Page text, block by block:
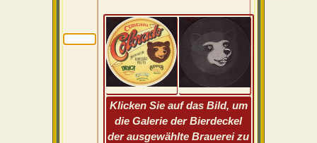
Klicken Sie auf das Bild, um
die Galerie der Bierdeckel
der ausgewählte Brauerei zu